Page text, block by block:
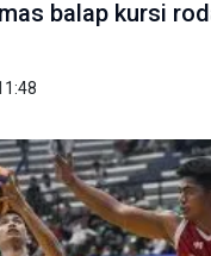
balap kursi